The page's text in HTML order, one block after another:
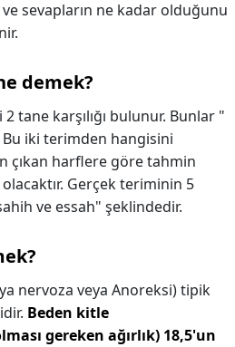
sevapların ne kadar olduğunu
demek?
tane karşılığı bulunur. Bunlar "
iki terimden hangisini
çıkan harflere göre tahmin
Gerçek teriminin 5
ve essah" şeklindedir.
nervoza veya Anoreksi) tipik
Beden kitle
gereken ağırlık) 18,5'un